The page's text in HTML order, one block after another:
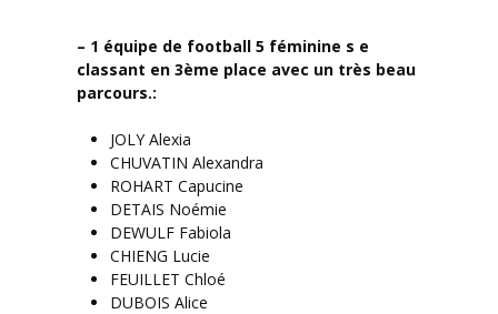
– 1 équipe de football 5 féminine s e
classant en 3ème place avec un très beau
parcours.:
JOLY Alexia
CHUVATIN Alexandra
ROHART Capucine
DETAIS Noémie
DEWULF Fabiola
CHIENG Lucie
FEUILLET Chloé
DUBOIS Alice